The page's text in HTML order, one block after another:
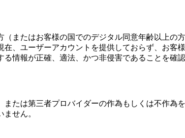
（またはお客様の国でのデジタル同意年齢以上
、ユーザーアカウントを提供しておらず、お
情報が正確、適法、かつ非侵害であることを確
たは第三者プロバイダーの作為もしくは不作
せん。